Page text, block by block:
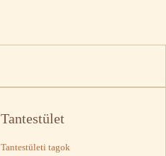
Tantestület
Tantestületi tagok